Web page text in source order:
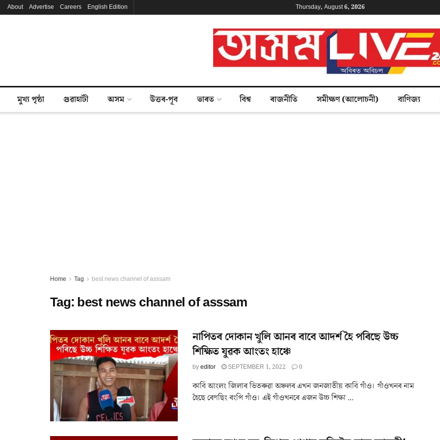
About Advertise Careers English Edition Thursday, August 6, 2026
মুখ্য পৃষ্ঠা গুৱাহাটী অসম উত্তৰ-পূব ভাৰত বিশ্ব ৰাজনীতি সমীক্ষণ (আলোচনী) বাণিজ্য
Home Tag best news channel of asssam
Tag:best news channel of asssam
নাপিতৰ দোকান খুলি আনৰ বাবে আদৰ্শ হৈ পৰিছে উচ্চ
শিক্ষিত যুৱক আংতং হাঞ্চে
byeditor SEPTEMBER 1, 2022 0
কাৰ্বি আংলং জিলাৰ ভিতৰুৱা অঞ্চলৰ এখন জনজাতীয় কাৰ্বি গাঁও। গাঁওখনৰ নাম
হৈছে ৰেণছিং ৰংপি গাঁও। এই গাঁওখনৰে এজন উচ্চ শিক্ষা ...